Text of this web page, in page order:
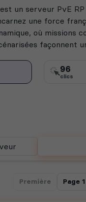
un serveur PvE
une force
où missions
façonnent
96
clics
Première